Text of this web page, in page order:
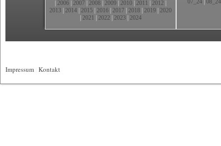
2006 2007 2008 2009 2010 2011 2012
2013 2014 2015 2016 2017 2018 2019 2020
2021 2022 2023| 2024
07_24 08_24
Impressum Kontakt